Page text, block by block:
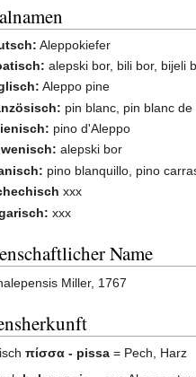
Aleppokiefer
alepski bor, bili bor, bijeli
Aleppo pine
pin blanc, pin blanc
pino d'Aleppo
alepski bor
pino blanquillo, pino
xxx
xxx
Name
Miller, 1767
πίσσα - pissa = Pech, Harz